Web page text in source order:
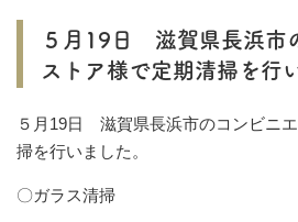
５月19日 滋賀県長浜市
ストア様で定期清掃を行
５月19日 滋賀県長浜市のコンビニ
掃を行いました。
〇ガラス清掃